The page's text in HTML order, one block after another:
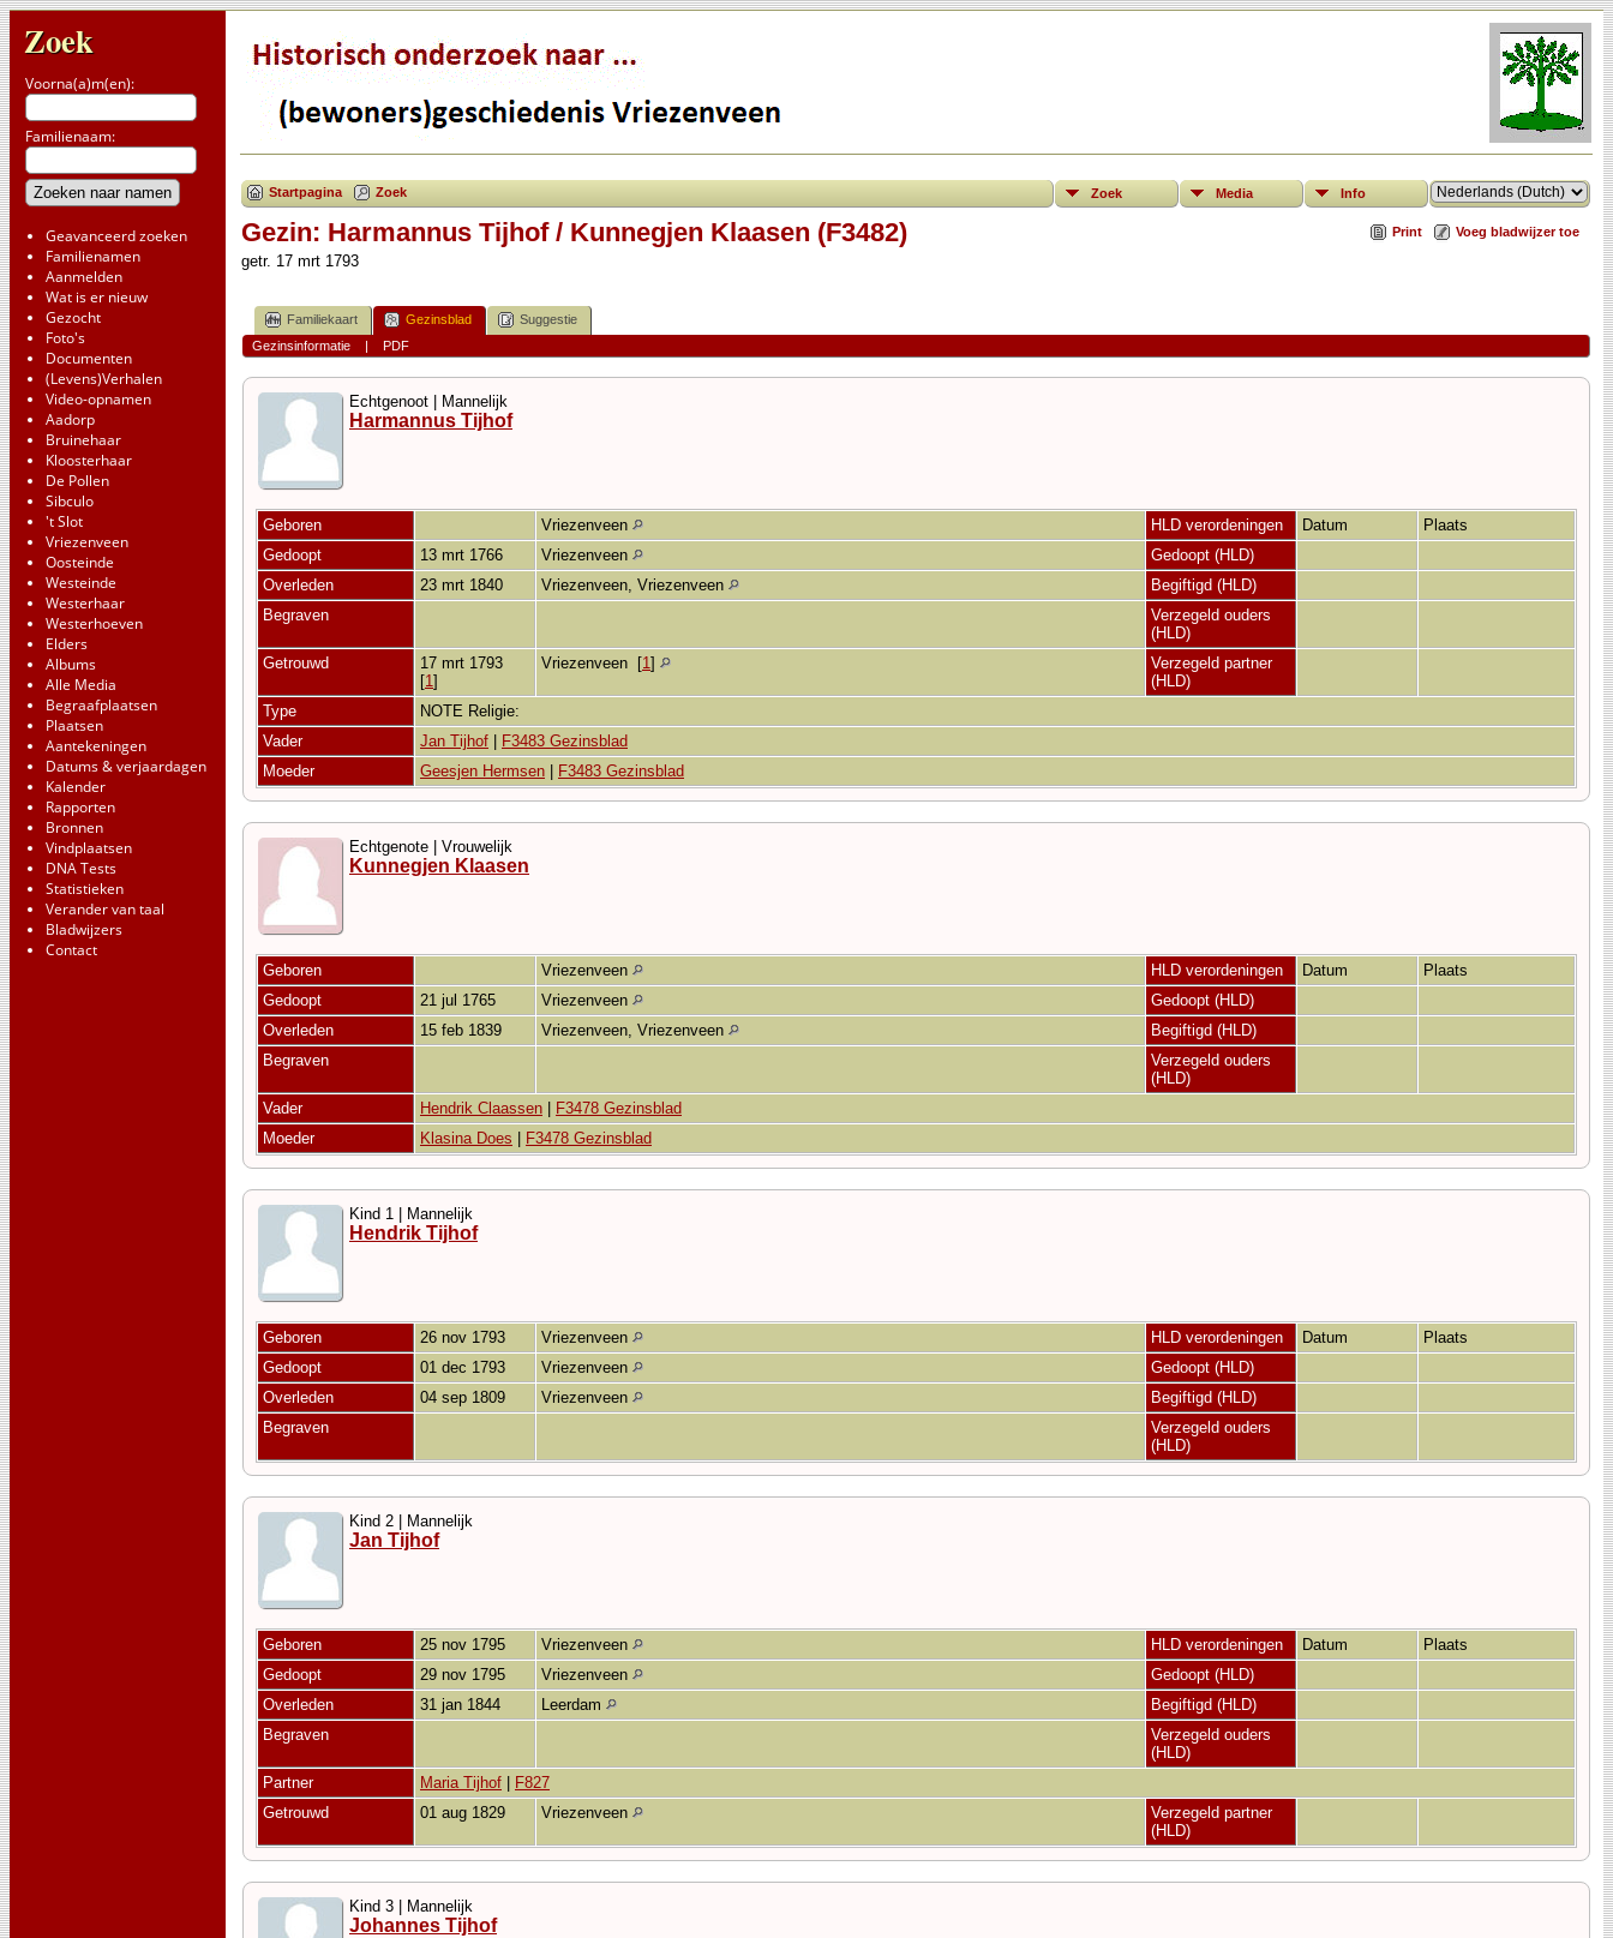
Zoek
Voorna(a)m(en):
Familienaam:
Geavanceerd zoeken
Familienamen
Aanmelden
Wat is er nieuw
Gezocht
Foto's
Documenten
(Levens)Verhalen
Video-opnamen
Aadorp
Bruinehaar
Kloosterhaar
De Pollen
Sibculo
't Slot
Vriezenveen
Oosteinde
Westeinde
Westerhaar
Westerhoeven
Elders
Albums
Alle Media
Begraafplaatsen
Plaatsen
Aantekeningen
Datums & verjaardagen
Kalender
Rapporten
Bronnen
Vindplaatsen
DNA Tests
Statistieken
Verander van taal
Bladwijzers
Contact
Startpagina Zoek Zoek Media Info
Print Voeg bladwijzer toe
Gezin: Harmannus Tijhof / Kunnegjen Klaasen (F3482)
getr. 17 mrt 1793
Familiekaart Gezinsblad
Suggestie
Gezinsinformatie| PDF
Echtgenoot | Mannelijk
Harmannus Tijhof
Geboren Vriezenveen HLD verordeningen Datum
Plaats
Gedoopt
13 mrt 1766 Vriezenveen
Gedoopt (HLD)
Overleden
23 mrt 1840 Vriezenveen, Vriezenveen
Begiftigd (HLD)
Begraven
Verzegeld ouders
(HLD)
Getrouwd
17 mrt 1793
[1]
Vriezenveen [1]
Verzegeld partner
(HLD)
Type
NOTE Religie:
Vader
Jan Tijhof
F3483 Gezinsblad
Moeder
Geesjen Hermsen F3483 Gezinsblad
Echtgenote | Vrouwelijk
Kunnegjen Klaasen
Geboren Vriezenveen HLD verordeningen Datum
Plaats
Gedoopt
21 jul 1765 Vriezenveen
Gedoopt (HLD)
Overleden
15 feb 1839 Vriezenveen, Vriezenveen
Begiftigd (HLD)
Begraven
Verzegeld ouders
(HLD)
Vader
Hendrik Claassen
F3478 Gezinsblad
Moeder
Klasina Does F3478 Gezinsblad
Kind 1 | Mannelijk
Hendrik Tijhof
Geboren 26 nov 1793 Vriezenveen HLD verordeningen Datum
Plaats
Gedoopt
01 dec 1793 Vriezenveen
Gedoopt (HLD)
Overleden
04 sep 1809 Vriezenveen
Begiftigd (HLD)
Begraven
Verzegeld ouders
(HLD)
Kind 2 | Mannelijk
Jan Tijhof
Geboren 25 nov 1795 Vriezenveen HLD verordeningen Datum
Plaats
Gedoopt
29 nov 1795 Vriezenveen
Gedoopt (HLD)
Overleden
31 jan 1844 Leerdam
Begiftigd (HLD)
Begraven
Verzegeld ouders
(HLD)
Partner
Maria Tijhof
F827
Getrouwd
01 aug 1829 Vriezenveen
Verzegeld partner
(HLD)
Kind 3 | Mannelijk
Johannes Tijhof